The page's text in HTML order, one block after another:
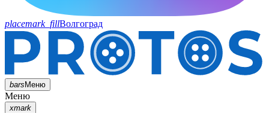
placemark_fillВолгоград
barsМеню
Меню
xmark